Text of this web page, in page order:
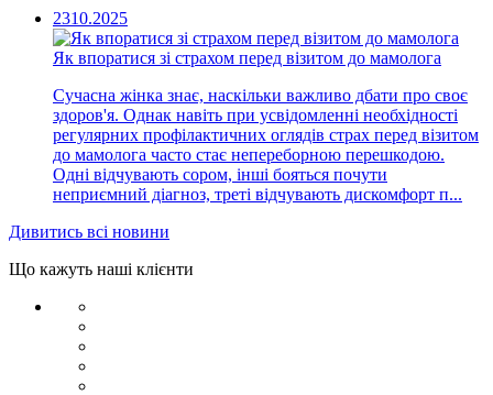
2310.2025
Як впоратися зі страхом перед візитом до мамолога
Сучасна жінка знає, наскільки важливо дбати про своє
здоров'я. Однак навіть при усвідомленні необхідності
регулярних профілактичних оглядів страх перед візитом
до мамолога часто стає непереборною перешкодою.
Одні відчувають сором, інші бояться почути
неприємний діагноз, треті відчувають дискомфорт п...
Дивитись всі новини
Що кажуть наші клієнти